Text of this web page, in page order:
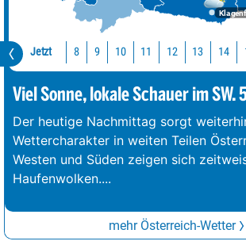
Jetzt 8 9 10 11 12 13 14
Viel Sonne, lokale Schauer im SW.
Der heutige Nachmittag sorgt
Wettercharakter in weiten Teilen
Westen und Süden zeigen sich
Haufenwolken....
mehr Österreich-Wetter